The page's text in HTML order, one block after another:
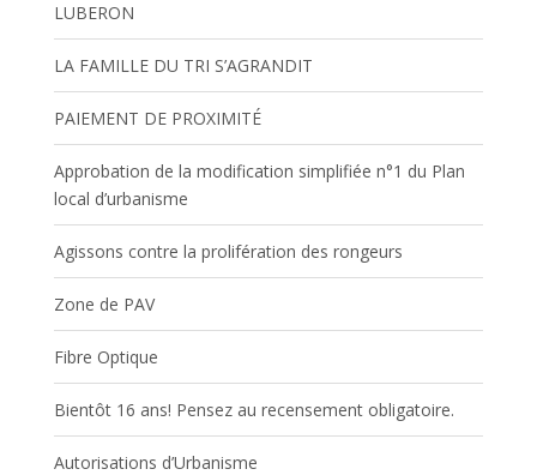
LUBERON
LA FAMILLE DU TRI S’AGRANDIT
PAIEMENT DE PROXIMITÉ
Approbation de la modification simplifiée n°1 du Plan
local d’urbanisme
Agissons contre la prolifération des rongeurs
Zone de PAV
Fibre Optique
Bientôt 16 ans! Pensez au recensement obligatoire.
Autorisations d’Urbanisme